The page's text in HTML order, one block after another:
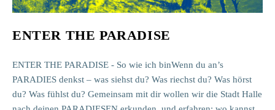
ENTER THE PARADISE
ENTER THE PARADISE - So wie ich binWenn du an’s
PARADIES denkst – was siehst du? Was riechst du? Was hörst
du? Was fühlst du? Gemeinsam mit dir wollen wir die Stadt Halle